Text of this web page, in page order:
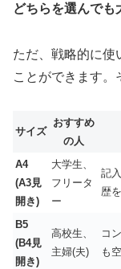
どちらを選んでも
ただ、戦略的に使
ことができます。
サイズ
おすすめ
の人
A4
(A3見
開き)
大学生、
フリータ
ー
記
歴
B5
(B4見
開き)
高校生、
主婦(夫)
コ
も